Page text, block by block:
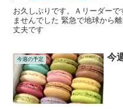
お久しぶりです。Ａリーダー
ませんでした 緊急で地球から
丈夫です
今週の予定 今